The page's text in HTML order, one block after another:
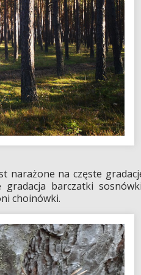
narażone na częste
gradacja barczatki
choinówki.